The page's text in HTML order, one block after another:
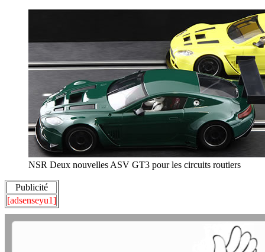
NSR Deux nouvelles ASV GT3 pour les circuits routiers
Publicité
[adsenseyu1]